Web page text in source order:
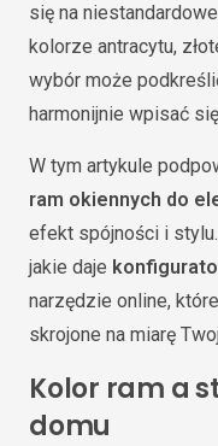
się na
kolorze antracytu,
wybór może
harmonijnie wpisać
W tym artykule
ram okiennych do
efekt spójności i
jakie daje
narzędzie online,
skrojone na miarę
Kolor ram a
domu